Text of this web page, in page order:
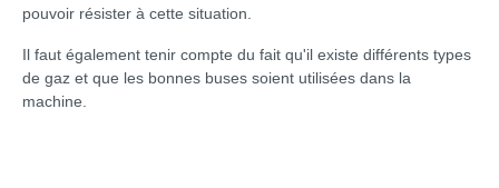
pouvoir résister à cette situation.
Il faut également tenir compte du fait qu'il existe différents types
de gaz et que les bonnes buses soient utilisées dans la
machine.